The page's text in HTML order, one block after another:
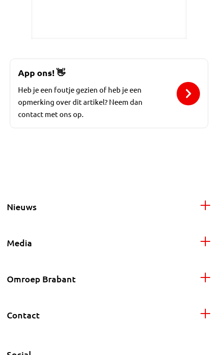
App ons!👋
Heb je een foutje gezien of heb je een
opmerking over dit artikel? Neem dan
contact met ons op.
Nieuws
Media
Omroep Brabant
Contact